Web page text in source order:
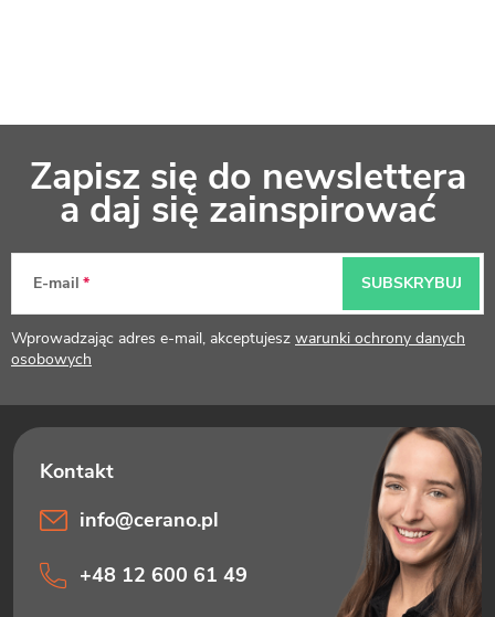
k
a
Zapisz się do newslettera
a daj się zainspirować
E-mail
Wprowadzając adres e-mail, akceptujesz warunki ochrony danych
osobowych
SUBSKRYBUJ
info@cerano.pl
+48 12 600 61 49